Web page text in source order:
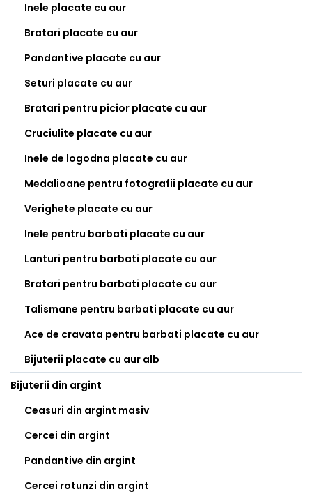
Inele placate cu aur
Bratari placate cu aur
Pandantive placate cu aur
Seturi placate cu aur
Bratari pentru picior placate cu aur
Cruciulite placate cu aur
Inele de logodna placate cu aur
Medalioane pentru fotografii placate cu aur
Verighete placate cu aur
Inele pentru barbati placate cu aur
Lanturi pentru barbati placate cu aur
Bratari pentru barbati placate cu aur
Talismane pentru barbati placate cu aur
Ace de cravata pentru barbati placate cu aur
Bijuterii placate cu aur alb
Bijuterii din argint
Ceasuri din argint masiv
Cercei din argint
Pandantive din argint
Cercei rotunzi din argint